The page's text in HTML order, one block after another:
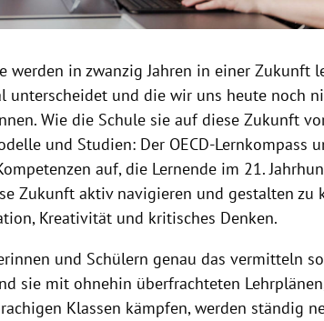
werden in zwanzig Jahren in einer Zukunft
unterscheidet und die wir uns heute noch
Wie die Schule sie auf diese Zukunft
und Studien: Der OECD-Lernkompass
auf, die Lernende im 21.
Zukunft aktiv navigieren und gestalten zu
Kreativität und kritisches Denken.
und Schülern genau das vermitteln
sie mit ohnehin überfrachteten
Klassen kämpfen, werden ständig